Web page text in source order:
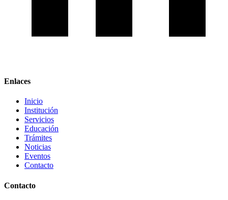
Enlaces
Inicio
Institución
Servicios
Educación
Trámites
Noticias
Eventos
Contacto
Contacto